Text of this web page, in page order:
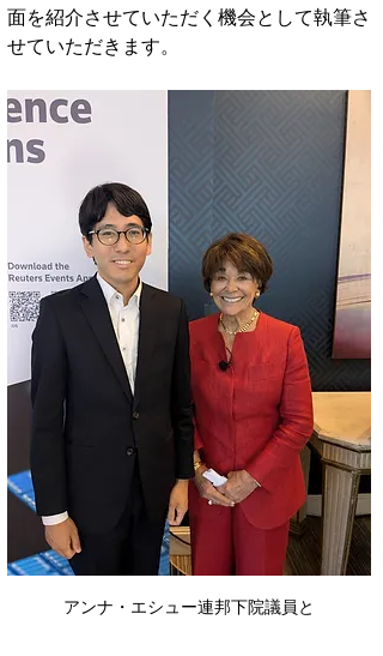
面を紹介させていただく機会として執筆さ
せていただきます。
アンナ・エシュー連邦下院議員と